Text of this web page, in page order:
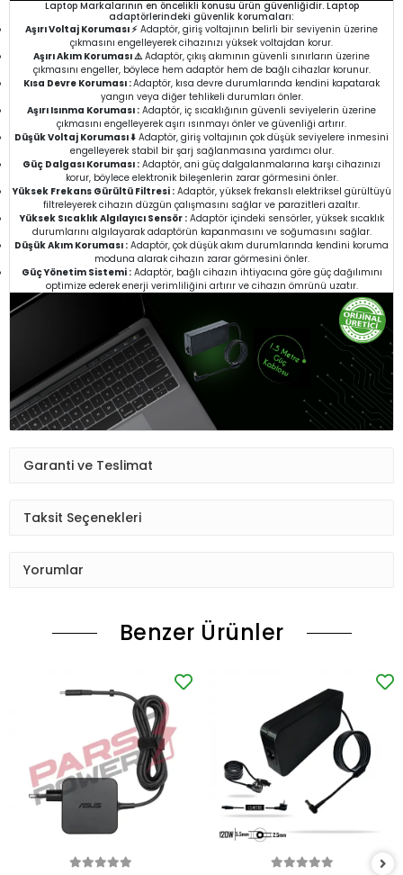
Laptop Markalarının en öncelikli konusu ürün güvenliğidir. Laptop
adaptörlerindeki güvenlik korumaları:
Aşırı Voltaj Koruması ⚡ Adaptör, giriş voltajının belirli bir seviyenin üzerine
çıkmasını engelleyerek cihazınızı yüksek voltajdan korur.
Aşırı Akım Koruması ⚠️Adaptör, çıkış akımının güvenli sınırların üzerine
çıkmasını engeller, böylece hem adaptör hem de bağlı cihazlar korunur.
Kısa Devre Koruması :Adaptör, kısa devre durumlarında kendini kapatarak
yangın veya diğer tehlikeli durumları önler.
Aşırı Isınma Koruması : Adaptör, iç sıcaklığının güvenli seviyelerin üzerine
çıkmasını engelleyerek aşırı ısınmayı önler ve güvenliği artırır.
Düşük Voltaj Koruması ⬇️ Adaptör, giriş voltajının çok düşük seviyelere inmesini
engelleyerek stabil bir şarj sağlanmasına yardımcı olur.
Güç Dalgası Koruması : Adaptör, ani güç dalgalanmalarına karşı cihazınızı
korur, böylece elektronik bileşenlerin zarar görmesini önler.
Yüksek Frekans Gürültü Filtresi :Adaptör, yüksek frekanslı elektriksel gürültüyü
filtreleyerek cihazın düzgün çalışmasını sağlar ve parazitleri azaltır.
Yüksek Sıcaklık Algılayıcı Sensör :Adaptör içindeki sensörler, yüksek sıcaklık
durumlarını algılayarak adaptörün kapanmasını ve soğumasını sağlar.
Düşük Akım Koruması : Adaptör, çok düşük akım durumlarında kendini koruma
moduna alarak cihazın zarar görmesini önler.
Güç Yönetim Sistemi :Adaptör, bağlı cihazın ihtiyacına göre güç dağılımını
optimize ederek enerji verimliliğini artırır ve cihazın ömrünü uzatır.
Garanti ve Teslimat
Taksit Seçenekleri
Yorumlar
Benzer Ürünler